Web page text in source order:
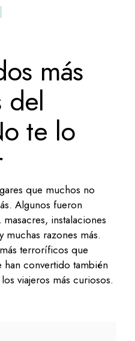
más
del
te lo
que muchos no
Algunos fueron
instalaciones
muchas razones más.
terroríficos que
convertido también
viajeros más curiosos.